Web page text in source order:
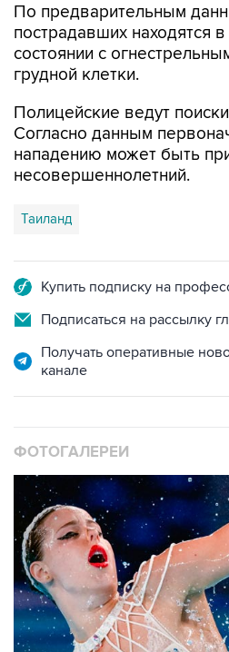
По предварительным
пострадавших находятся
состоянии с
грудной клетки.
Полицейские ведут
Согласно данным
нападению может быть
несовершеннолетний.
Таиланд
Купить подписку на
Подписаться на рассылку
Получать оперативные
канале
ФОТОГАЛЕРЕИ